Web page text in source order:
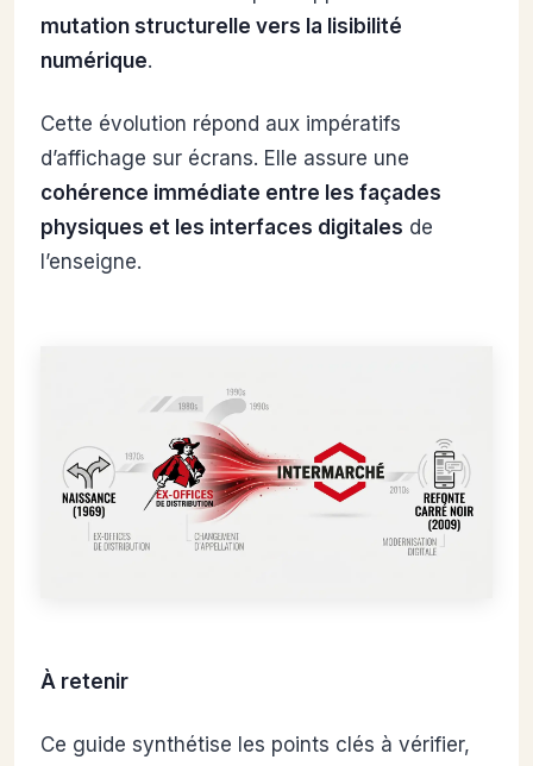
mutation structurelle vers la lisibilité
numérique.
Cette évolution répond aux impératifs
d’affichage sur écrans. Elle assure une
cohérence immédiate entre les façades
physiques et les interfaces digitales de
l’enseigne.
À retenir
Ce guide synthétise les points clés à vérifier,